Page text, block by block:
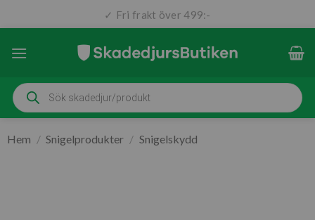
✓ Snabb leverans (1-3 dagar)
Produktsökning
Hem / Snigelprodukter / Snigelskydd